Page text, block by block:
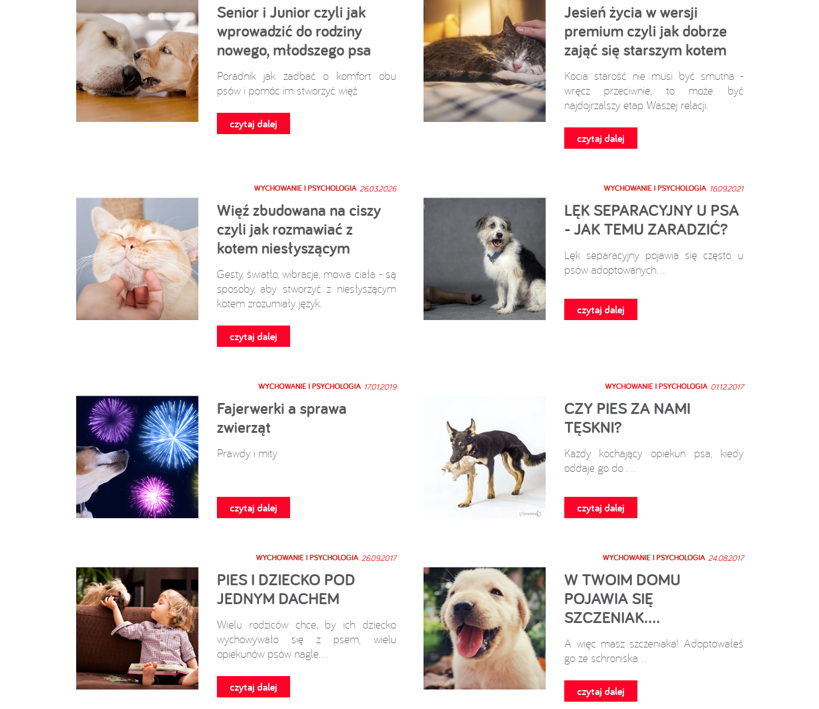
Senior i Junior czyli jak
wprowadzić do rodziny
nowego, młodszego psa
Poradnik jak zadbać o komfort obu
psów i pomóc im stworzyć więź
czytaj dalej
Jesień życia w wersji
premium czyli jak dobrze
zająć się starszym kotem
Kocia starość nie musi być smutna -
wręcz przeciwnie, to może być
najdojrzalszy etap Waszej relacji.
czytaj dalej
WYCHOWANIE I PSYCHOLOGIA 26.03.2026
Więź zbudowana na ciszy
czyli jak rozmawiać z
kotem niesłyszącym
Gesty, światło, wibracje, mowa ciała - są
sposoby, aby stworzyć z niesłyszącym
kotem zrozumiały język.
czytaj dalej
WYCHOWANIE I PSYCHOLOGIA 16.09.2021
LĘK SEPARACYJNY U PSA
- JAK TEMU ZARADZIĆ?
Lęk separacyjny pojawia się często u
psów adoptowanych...
czytaj dalej
WYCHOWANIE I PSYCHOLOGIA 17.01.2019
Fajerwerki a sprawa
zwierząt
Prawdy i mity
czytaj dalej
WYCHOWANIE I PSYCHOLOGIA 01.12.2017
CZY PIES ZA NAMI
TĘSKNI?
Każdy kochający opiekun psa, kiedy
oddaje go do ...
czytaj dalej
WYCHOWANIE I PSYCHOLOGIA 26.09.2017
PIES I DZIECKO POD
JEDNYM DACHEM
Wielu rodziców chce, by ich dziecko
wychowywało się z psem, wielu
opiekunów psów nagle...
czytaj dalej
WYCHOWANIE I PSYCHOLOGIA 24.08.2017
W TWOIM DOMU
POJAWIA SIĘ
SZCZENIAK....
A więc masz szczeniaka! Adoptowałeś
go ze schroniska...
czytaj dalej